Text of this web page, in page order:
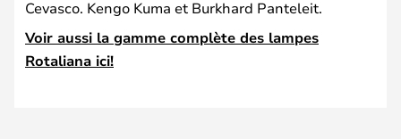
Cevasco. Kengo Kuma et Burkhard Panteleit.
Voir aussi la gamme complète des lampes
Rotaliana ici!